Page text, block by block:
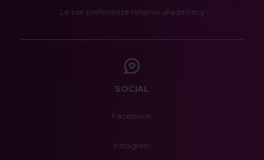
Le tue preferenze relative alla privacy
SOCIAL
Facebook
Instagram